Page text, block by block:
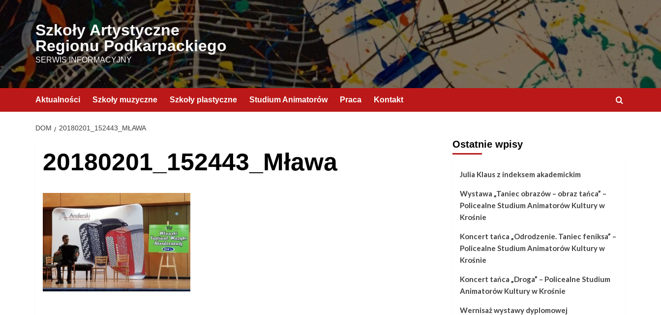
Przejdź
treści
Szkoły Artystyczne
Regionu Podkarpackiego
SERWIS INFORMACYJNY
Aktualności Szkoły muzyczne Szkoły plastyczne Studium Animatorów Praca Kontakt
DOM 20180201_152443_MŁAWA
20180201_152443_Mława
Ostatnie wpisy
Julia Klaus z indeksem akademickim
Wystawa „Taniec obrazów – obraz tańca” –
Policealne Studium Animatorów Kultury w
Krośnie
Koncert tańca „Odrodzenie. Taniec feniksa” –
Policealne Studium Animatorów Kultury w
Krośnie
Koncert tańca „Droga” – Policealne Studium
Animatorów Kultury w Krośnie
Wernisaż wystawy dyplomowej